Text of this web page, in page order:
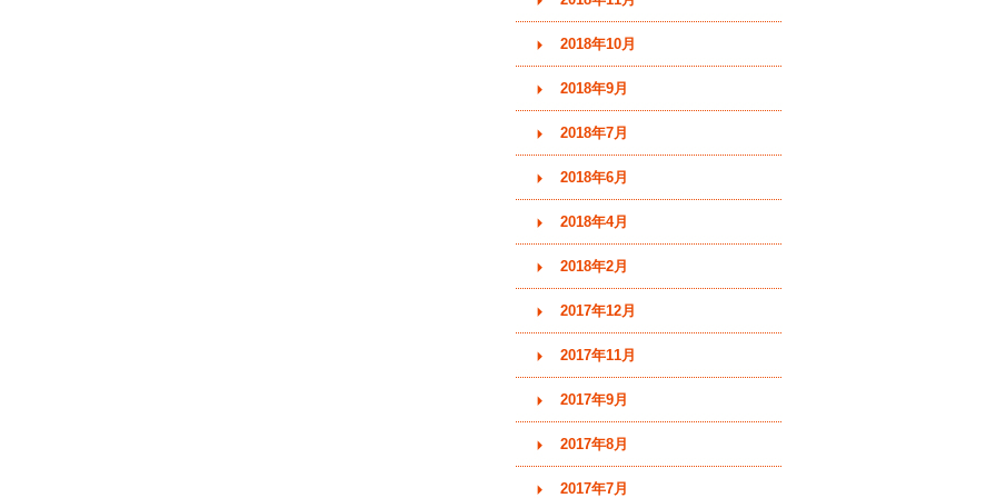
2018年10月
2018年9月
2018年7月
2018年6月
2018年4月
2018年2月
2017年12月
2017年11月
2017年9月
2017年8月
2017年7月